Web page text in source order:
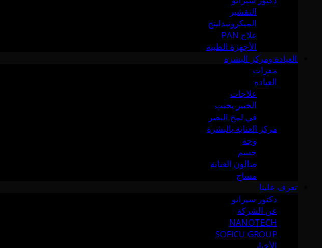
التقشير
الميكرونيدلينج
علاج PAN
الأجهزة الطبية
العيادة ومركز البشرة
مقرات
العيادة
علاجات
الخبير يجيب
في لمح البصر
مركز العناية بالبشرة
وجه
جسم
صالون العناية
مساج
تعرف علينا
دكتور سيرانو
عن الشركة
NANOTECH
SOFICU GROUP